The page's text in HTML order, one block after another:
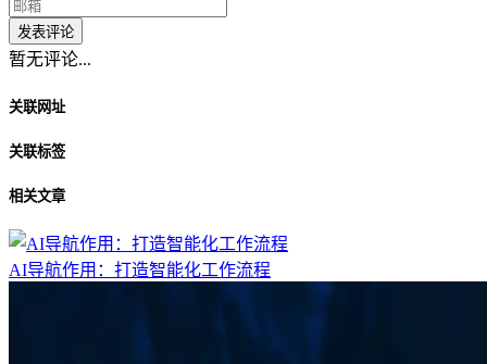
发表评论
暂无评论...
关联网址
关联标签
相关文章
AI导航作用：打造智能化工作流程